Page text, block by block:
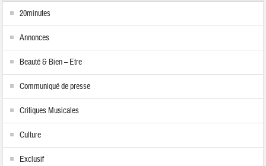
20minutes
Annonces
Beauté & Bien – Etre
Communiqué de presse
Critiques Musicales
Culture
Exclusif